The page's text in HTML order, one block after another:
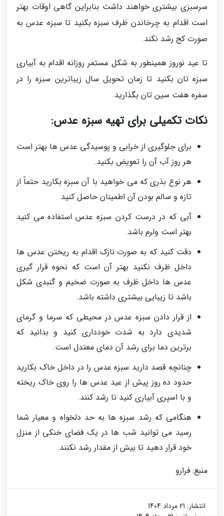
سرسبزی بیشتری خواهند داشت بنابراین گاهی اوقات بهتر
است اقدام به چرخاندن ظرف سبزه بکنید تا سبزه عدس به
صورت کج رشد نکند.
تا عید نوروز همینطور به شکل مستمر روزانه اقدام به آبیاری
سبزه تان بکنید تا زمان تحویل سال زیباترین سبزه را در
سفره هفت سین تان بگذارید.
نکات تکمیلی برای تهیه سبزه عدس:
برای جلوگیری از خرابی و پوسیدگی عدس ها بهتر است
هر روز آب آن را تعویض بکنید.
هر نوع بذری که می خواهید با آن سبزه بکارید حتماً از
تازه و سالم بودن آن اطمینان حاصل کنید.
آبی که در درست کردن سبزه عدس استفاده می کنید
بهتر است ولرم باشد.
دقت کنید که به صورت نازک اقدام به ریختن عدس ها
داخل ظرف نکنید بهتر آن است که نحوه قرار گیری
عدس ها داخل ظرف به صورت ضخیم و گنبدی شکل
باشد تا زیبایی بیشتری داشته باشد.
از قرار دادن سبزه عدس در محیطی که سرما و گرمای
شدیدی دارد به شدت خودداری کنید و بدانید که
برترین دما برای رشد آن دمای معتدل است.
چنانچه قصد دارید سبزه عدس را در داخل خاک بکارید
حدود ده روز پیش از عید عدس ها را روی خاک ریخته
و با اسپری آبیاری کنید تا رشد کنند.
هنگامی که رشد سبزه ها به حد دلخواه و معیار شما
رسید می توانید شب ها در یک فضای خنکی از منزل
خود قرار دهید تا بیش از مقدار رشد نکنند.
منبع: فرارو
انتشار: 21 مرداد 1404